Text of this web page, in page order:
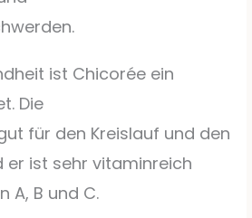
ist Chicorée ein
Die
für den Kreislauf und den
er ist sehr vitaminreich
A, B und C.